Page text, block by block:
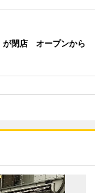
が閉店 オープンから